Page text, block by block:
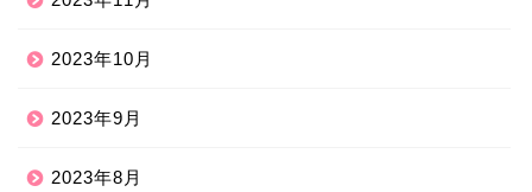
2023年10月
2023年9月
2023年8月